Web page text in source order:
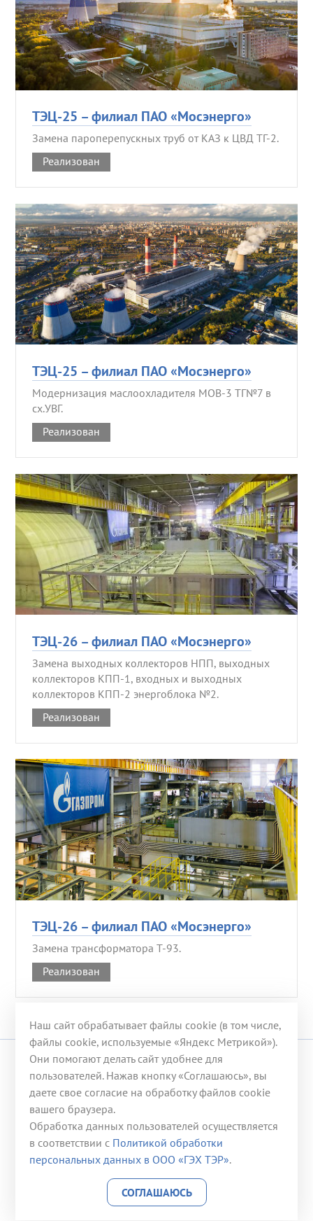
ТЭЦ-25 – филиал ПАО «Мосэнерго»
Замена пароперепускных труб от КАЗ к ЦВД ТГ-2.
Реализован
ТЭЦ-25 – филиал ПАО «Мосэнерго»
Модернизация маслоохладителя МОВ-3 ТГ№7 в
сх.УВГ.
Реализован
ТЭЦ-26 – филиал ПАО «Мосэнерго»
Замена выходных коллекторов НПП, выходных
коллекторов КПП-1, входных и выходных
коллекторов КПП-2 энергоблока №2.
Реализован
ТЭЦ-26 – филиал ПАО «Мосэнерго»
Замена трансформатора Т-93.
Реализован
© 2008-2026 ООО «ГЭХ ТЭР»
117246, г. Москва, ул. Херсонская, д. 43, корп. 3
Телефон: +7 (499) 653-53-07
Эл. почта: office@gehter.ru
Контактная информация
О персональных данных
Наш сайт обрабатывает файлы cookie (в том числе,
файлы cookie, используемые «Яндекс Метрикой»).
Они помогают делать сайт удобнее для
пользователей. Нажав кнопку «Соглашаюсь», вы
даете свое согласие на обработку файлов cookie
вашего браузера.
Обработка данных пользователей осуществляется
в соответствии с Политикой обработки
персональных данных в ООО «ГЭХ ТЭР».
СОГЛАШАЮСЬ